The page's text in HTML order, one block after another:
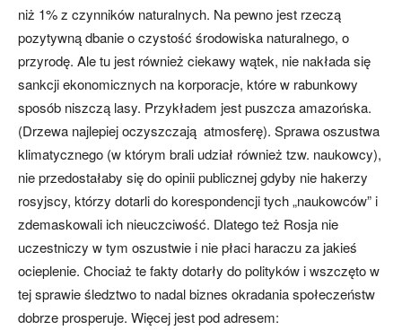
niż 1% z czynników naturalnych. Na pewno jest rzeczą
pozytywną dbanie o czystość środowiska naturalnego, o
przyrodę. Ale tu jest również ciekawy wątek, nie nakłada się
sankcji ekonomicznych na korporacje, które w rabunkowy
sposób niszczą lasy. Przykładem jest puszcza amazońska.
(Drzewa najlepiej oczyszczają atmosferę). Sprawa oszustwa
klimatycznego (w którym brali udział również tzw. naukowcy),
nie przedostałaby się do opinii publicznej gdyby nie hakerzy
rosyjscy, którzy dotarli do korespondencji tych „naukowców” i
zdemaskowali ich nieuczciwość. Dlatego też Rosja nie
uczestniczy w tym oszustwie i nie płaci haraczu za jakieś
ocieplenie. Chociaż te fakty dotarły do polityków i wszczęto w
tej sprawie śledztwo to nadal biznes okradania społeczeństw
dobrze prosperuje. Więcej jest pod adresem: